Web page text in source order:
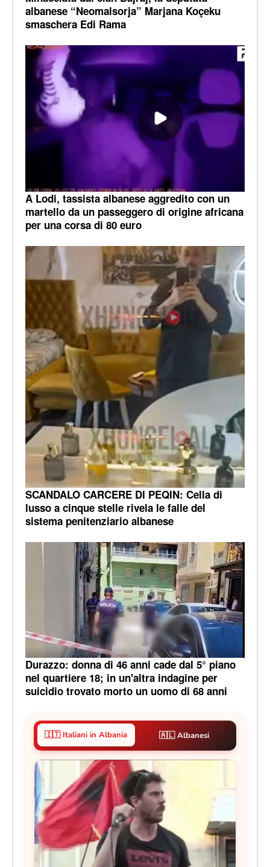
albanese “Neomalsorja” Marjana Koçeku
smaschera Edi Rama
A Lodi, tassista albanese aggredito con un
martello da un passeggero di origine africana
per una corsa di 80 euro
SCANDALO CARCERE DI PEQIN: Cella di
lusso a cinque stelle rivela le falle del
sistema penitenziario albanese
Durazzo: donna di 46 anni cade dal 5° piano
nel quartiere 18; in un'altra indagine per
suicidio trovato morto un uomo di 68 anni
🇮🇹 Italiani in Albania 🇦🇱 Albanesi